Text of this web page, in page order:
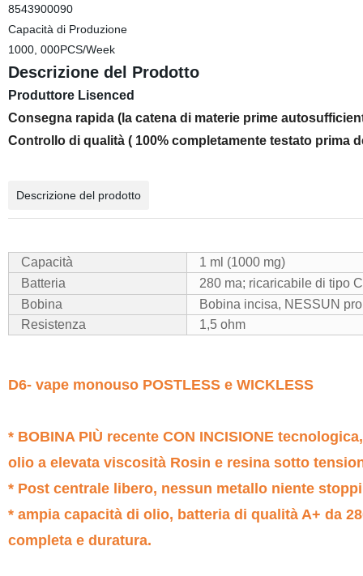
8543900090
Capacità di Produzione
1000, 000PCS/Week
Descrizione del Prodotto
Produttore Lisenced
Consegna rapida (la catena di materie prime
Controllo di qualità ( 100% completamente testato prima
Descrizione del prodotto
Capacità
1 ml (1000 mg)
Batteria
280 ma; ricaricabile di tipo
Bobina
Bobina incisa, NESSUN
Resistenza
1,5 ohm
D6- vape monouso POSTLESS e WICKLESS
* BOBINA PIÙ recente CON INCISIONE
olio a elevata viscosità Rosin e resina sotto
* Post centrale libero, nessun metallo niente
* ampia capacità di olio, batteria di qualità A+ da
completa e duratura.